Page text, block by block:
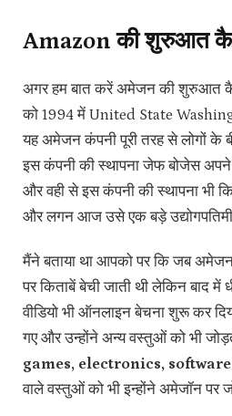
Amazon की शुरुआत
अगर हम बात करें अमेजन की शुरुआत
को 1994 में United State
यह अमेजन कंपनी पूरी तरह से लोगों के
इस कंपनी की स्थापना जेफ बोजेस
और वही से इस कंपनी की स्थापना भी
और लगन आज उसे एक बड़े उद्योगपतिमी
मैंने बताया था आपको पर कि जब
पर किताबें बेची जाती थी लेकिन बाद में
वीडियो भी ऑनलाइन बेचना शुरू कर
गए और उन्होंने अन्य वस्तुओं को भी
games, electronics,
वाले वस्तुओं को भी इन्होंने अमेजॉन पर